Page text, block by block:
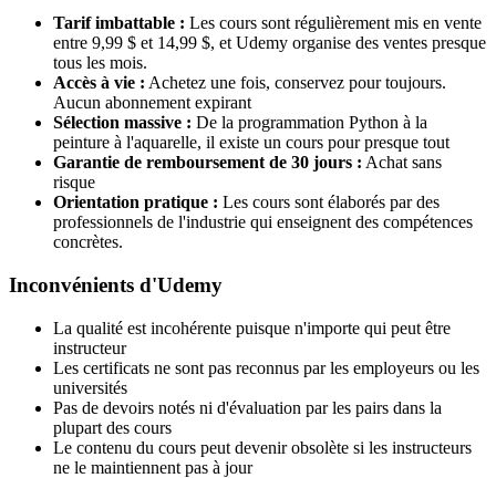
Tarif imbattable : Les cours sont régulièrement mis en vente
entre 9,99 $ et 14,99 $, et Udemy organise des ventes presque
tous les mois.
Accès à vie : Achetez une fois, conservez pour toujours.
Aucun abonnement expirant
Sélection massive : De la programmation Python à la
peinture à l'aquarelle, il existe un cours pour presque tout
Garantie de remboursement de 30 jours : Achat sans
risque
Orientation pratique : Les cours sont élaborés par des
professionnels de l'industrie qui enseignent des compétences
concrètes.
Inconvénients d'Udemy
La qualité est incohérente puisque n'importe qui peut être
instructeur
Les certificats ne sont pas reconnus par les employeurs ou les
universités
Pas de devoirs notés ni d'évaluation par les pairs dans la
plupart des cours
Le contenu du cours peut devenir obsolète si les instructeurs
ne le maintiennent pas à jour